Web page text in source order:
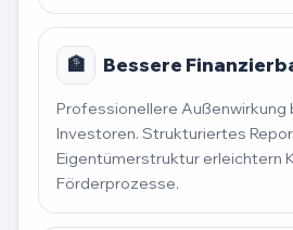
🏦 Bessere
Professionellere Außenwirkung
Investoren. Strukturiertes
Eigentümerstruktur erleichtern
Förderprozesse.